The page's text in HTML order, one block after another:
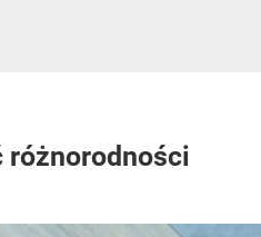
różnorodności